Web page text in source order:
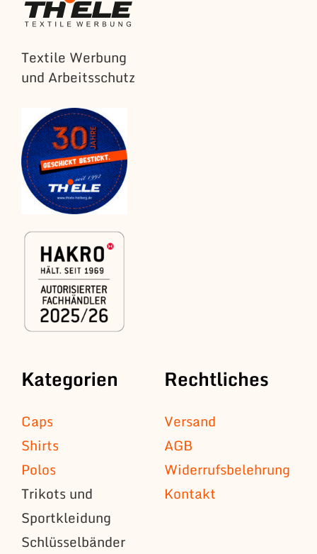
Textile Werbung
und Arbeitsschutz
Kategorien
Caps
Shirts
Polos
Trikots und
Sportkleidung
Schlüsselbänder
Rechtliches
Versand
AGB
Widerrufsbelehrung
Kontakt